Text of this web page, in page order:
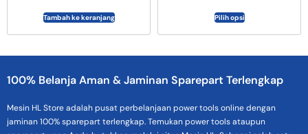
Tambah ke keranjang Pilih opsi
100% Belanja Aman & Jaminan Sparepart Terlengkap
Mesin HL Store adalah pusat perbelanjaan power tools online dengan
jaminan 100% sparepart terlengkap. Temukan power tools ataupun